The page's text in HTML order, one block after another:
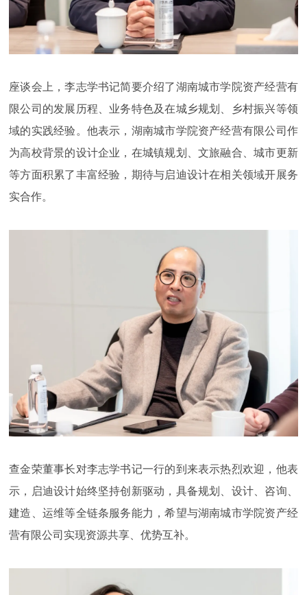
座谈会上，李志学书记简要介绍了湖南城市学院资产经营有
限公司的发展历程、业务特色及在城乡规划、乡村振兴等领
域的实践经验。他表示，湖南城市学院资产经营有限公司作
为高校背景的设计企业，在城镇规划、文旅融合、城市更新
等方面积累了丰富经验，期待与启迪设计在相关领域开展务
实合作。
查金荣董事长对李志学书记一行的到来表示热烈欢迎，他表
示，启迪设计始终坚持创新驱动，具备规划、设计、咨询、
建造、运维等全链条服务能力，希望与湖南城市学院资产经
营有限公司实现资源共享、优势互补。